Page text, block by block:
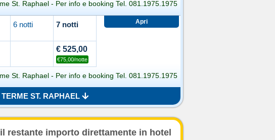
St. Raphael - Per info e booking Tel. 081.1975.1975
6 notti 7 notti
€ 525,00
€75,00/notte
St. Raphael - Per info e booking Tel. 081.1975.1975
ST. RAPHAEL
restante importo direttamente in hotel